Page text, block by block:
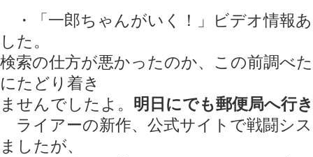
・「一郎ちゃんがいく！」ビデオ情報
した。
検索の仕方が悪かったのか、この前調べ
にたどり着き
ませんでしたよ。 明日にでも郵便局へ行
ライアーの新作、公式サイトで戦闘シ
ましたが、